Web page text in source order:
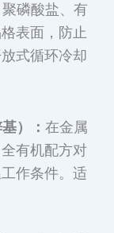
聚磷酸盐、有
表面，防止
式循环冷却
）： 在金属
有机配方对
作条件。适